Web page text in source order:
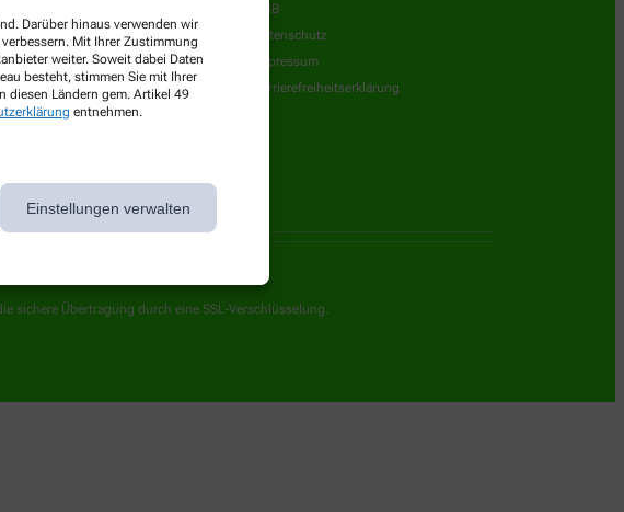
Darüber hinaus verwenden wir
Mit Ihrer Zustimmung
weiter. Soweit dabei Daten
besteht, stimmen Sie mit Ihrer
diesen Ländern gem. Artikel 49
entnehmen.
Einstellungen verwalten
AGB
Datenschutz
Impressum
Barrierefreiheitserklärung
sichere Übertragung durch eine SSL-Verschlüsselung.